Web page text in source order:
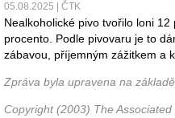
05.08.2025 | ČTK
Nealkoholické pivo tvořilo loni
procento. Podle pivovaru je to
zábavou, příjemným zážitkem a
Zpráva byla upravena na
Copyright (2003) The